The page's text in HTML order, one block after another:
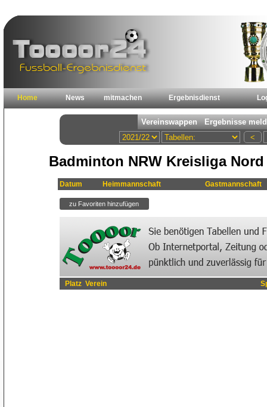
Home News mitmachen Ergebnisdienst
Badminton NRW Kreisliga Nord
Datum Heimmannschaft Gastmannschaft
Platz Verein